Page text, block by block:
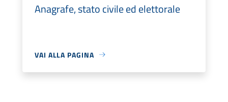
Anagrafe, stato civile ed elettorale
VAI ALLA PAGINA